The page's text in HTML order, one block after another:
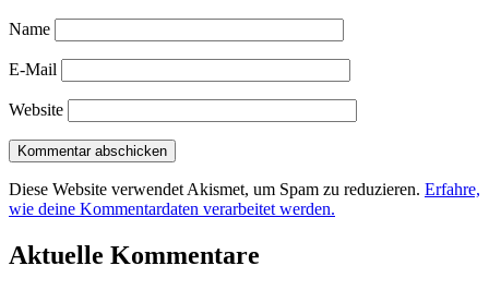
Name
E-Mail
Website
Diese Website verwendet Akismet, um Spam zu reduzieren. Erfahre,
wie deine Kommentardaten verarbeitet werden.
Primärer
Aktuelle Kommentare